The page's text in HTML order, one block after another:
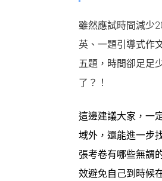
雖然應試時間減少
英、一題引導式作
五題，時間卻足足
了？！
這邊建議大家，一
域外，還能進一步
張考卷有哪些無謂
效避免自己到時候